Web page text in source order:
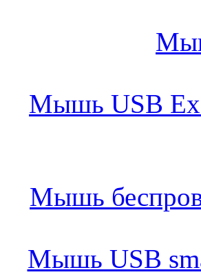
Мышь USB
Мышь
Мышь USB